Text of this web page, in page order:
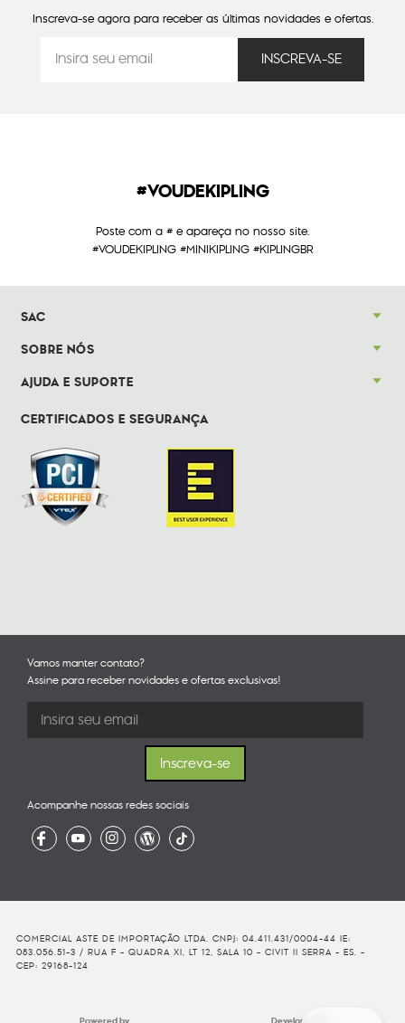
Inscreva-se agora para receber as últimas novidades e ofertas.
#VOUDEKIPLING
Poste com a # e apareça no nosso site.
#VOUDEKIPLING #MINIKIPLING #KIPLINGBR
SAC
SOBRE NÓS
AJUDA E SUPORTE
CERTIFICADOS E SEGURANÇA
Vamos manter contato?
Assine para receber novidades e ofertas exclusivas!
Acompanhe nossas redes sociais
COMERCIAL ASTE DE IMPORTAÇÃO LTDA. CNPJ: 04.411.431/0004-44 IE:
083.056.51-3 / RUA F - QUADRA XI, LT 12, SALA 10 - CIVIT II SERRA - ES. -
CEP: 29168-124